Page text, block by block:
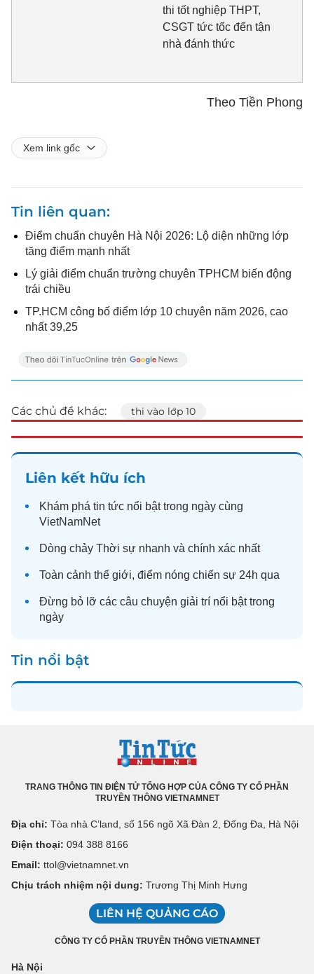
thi tốt nghiệp THPT,
CSGT tức tốc đến tận
nhà đánh thức
Theo Tiền Phong
Xem link gốc
Tin liên quan
Điểm chuẩn chuyên Hà Nội 2026: Lộ diện những lớp
tăng điểm mạnh nhất
Lý giải điểm chuẩn trường chuyên TPHCM biến động
trái chiều
TP.HCM công bố điểm lớp 10 chuyên năm 2026, cao
nhất 39,25
Các chủ đề khác: thi vào lớp 10
Liên kết hữu ích
Khám phá tin tức nổi bật trong ngày cùng
VietNamNet
Dòng chảy Thời sự nhanh và chính xác nhất
Toàn cảnh thế giới, điểm nóng chiến sự 24h qua
Đừng bỏ lỡ các câu chuyện giải trí nổi bật trong
ngày
Tin nổi bật
TRANG THÔNG TIN ĐIỆN TỬ TỔNG HỢP CỦA CÔNG TY CỔ PHẦN
TRUYỀN THÔNG VIETNAMNET
Địa chỉ: Tòa nhà C’land, số 156 ngõ Xã Đàn 2, Đống Đa, Hà Nội
Điện thoại: 094 388 8166
Email: ttol@vietnamnet.vn
Chịu trách nhiệm nội dung: Trương Thị Minh Hưng
LIÊN HỆ QUẢNG CÁO
CÔNG TY CỔ PHẦN TRUYỀN THÔNG VIETNAMNET
Hà Nội